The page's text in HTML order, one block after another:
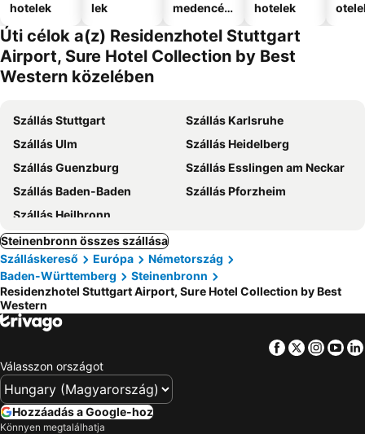
hotelek
lek
medencév
hotelek
Úti célok a(z) Residenzhotel Stuttgart
Airport, Sure Hotel Collection by Best
Western közelében
Szállás Stuttgart
Szállás Karlsruhe
Szállás Ulm
Szállás Heidelberg
Szállás Guenzburg
Szállás Esslingen am Neckar
Szállás Baden-Baden
Szállás Pforzheim
Szállás Heilbronn
Steinenbronn összes szállása
Szálláskereső
Európa
Németország
Baden-Württemberg
Steinenbronn
Residenzhotel Stuttgart Airport, Sure Hotel Collection by Best
Western
Facebook
Twitter
Válasszon országot
Hozzáadás a Google-hoz
Könnyen megtalálhatja